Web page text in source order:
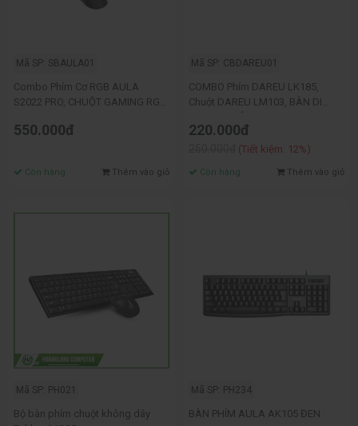
Mã SP: SBAULA01
Combo Phím Cơ RGB AULA
S2022 PRO, CHUỘT GAMING RGB
550.000đ
Còn hàng Thêm vào giỏ
Mã SP: CBDAREU01
COMBO Phím DAREU LK185,
Chuột DAREU LM103, BÀN DI
220.000đ
(Tiết kiệm: 12%)
Còn hàng Thêm vào giỏ
Mã SP: PH021
Bộ bàn phím chuột không dây
Mã SP: PH234
BÀN PHÍM AULA AK105 ĐEN